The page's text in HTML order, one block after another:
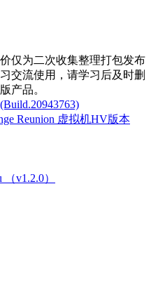
仅为二次收集整理打包发布
交流使用，请学习后及时删
产品。
Reunion 虚拟机HV版本